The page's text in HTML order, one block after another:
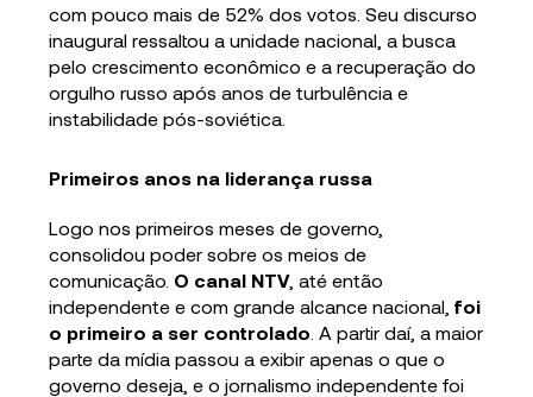
com pouco mais de 52% dos votos. Seu discurso
inaugural ressaltou a unidade nacional, a busca
pelo crescimento econômico e a recuperação do
orgulho russo após anos de turbulência e
instabilidade pós-soviética.
Primeiros anos na liderança russa
Logo nos primeiros meses de governo,
consolidou poder sobre os meios de
comunicação. O canal NTV, até então
independente e com grande alcance nacional, foi
o primeiro a ser controlado . A partir daí, a maior
parte da mídia passou a exibir apenas o que o
governo deseja, e o jornalismo independente foi